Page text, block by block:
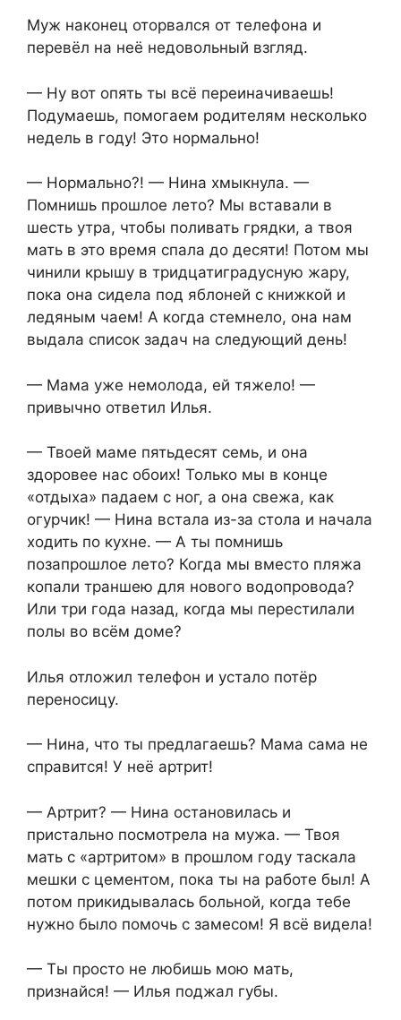
Муж наконец оторвался от телефона и
перевёл на неё недовольный взгляд.
— Ну вот опять ты всё переиначиваешь!
Подумаешь, помогаем родителям несколько
недель в году! Это нормально!
— Нормально?! — Нина хмыкнула. —
Помнишь прошлое лето? Мы вставали в
шесть утра, чтобы поливать грядки, а твоя
мать в это время спала до десяти! Потом мы
чинили крышу в тридцатиградусную жару,
пока она сидела под яблоней с книжкой и
ледяным чаем! А когда стемнело, она нам
выдала список задач на следующий день!
— Мама уже немолода, ей тяжело! —
привычно ответил Илья.
— Твоей маме пятьдесят семь, и она
здоровее нас обоих! Только мы в конце
«отдыха» падаем с ног, а она свежа, как
огурчик! — Нина встала из-за стола и начала
ходить по кухне. — А ты помнишь
позапрошлое лето? Когда мы вместо пляжа
копали траншею для нового водопровода?
Или три года назад, когда мы перестилали
полы во всём доме?
Илья отложил телефон и устало потёр
переносицу.
— Нина, что ты предлагаешь? Мама сама не
справится! У неё артрит!
— Артрит? — Нина остановилась и
пристально посмотрела на мужа. — Твоя
мать с «артритом» в прошлом году таскала
мешки с цементом, пока ты на работе был! А
потом прикидывалась больной, когда тебе
нужно было помочь с замесом! Я всё видела!
— Ты просто не любишь мою мать,
признайся! — Илья поджал губы.